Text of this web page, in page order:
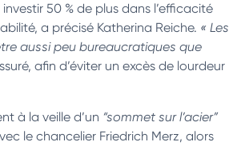
50 % de plus dans l’efficacité
a précisé Katherina Reiche. « Les
aussi peu bureaucratiques que
afin d’éviter un excès de lourdeur
à la veille d’un “sommet sur l’acier”
le chancelier Friedrich Merz, alors